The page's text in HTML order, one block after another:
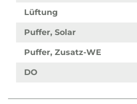
Lüftung
Puffer, Solar
Puffer, Zusatz-WE
DO